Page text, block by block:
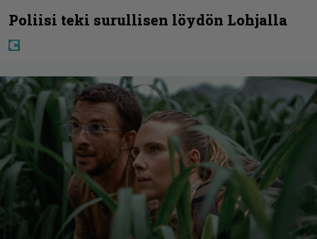
Poliisi teki surullisen löydön Lohjalla